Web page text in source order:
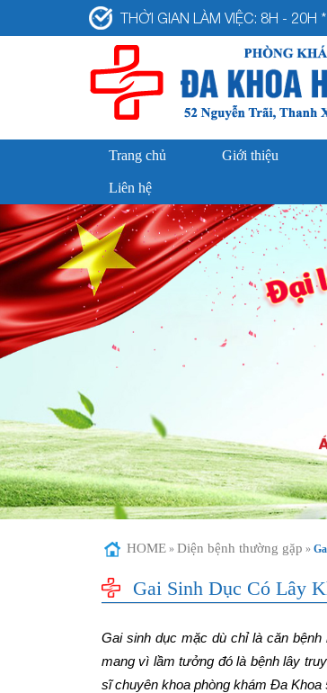
THỜI GIAN LÀM VIỆC: 8H -
Trang chủ Giới thiệu
Liên hệ
HOME» Diện bệnh thường gặp »
Gai Sinh Dục Có Lây
Gai sinh dục mặc dù chỉ là căn
mang vì lầm tưởng đó là bệnh lây
sĩ chuyên khoa phòng khám Đa Khoa